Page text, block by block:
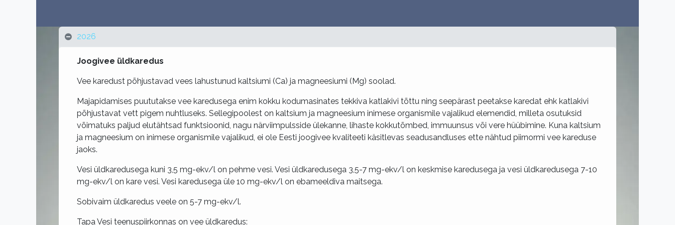
2026
Joogivee üldkaredus
Vee karedust põhjustavad vees lahustunud kaltsiumi (Ca) ja magneesiumi (Mg) soolad.
Majapidamises puututakse vee karedusega enim kokku kodumasinates tekkiva katlakivi tõttu ning seepärast peetakse karedat ehk katlakivi
põhjustavat vett pigem nuhtluseks. Sellegipoolest on kaltsium ja magneesium inimese organismile vajalikud elemendid, milleta osutuksid
võimatuks paljud elutähtsad funktsioonid, nagu närviimpulsside ülekanne, lihaste kokkutõmbed, immuunsus või vere hüübimine. Kuna kaltsium
ja magneesium on inimese organismile vajalikud, ei ole Eesti joogivee kvaliteeti käsitlevas seadusandluses ette nähtud piirnormi vee kareduse
jaoks.
Vesi üldkaredusega kuni 3,5 mg-ekv/l on pehme vesi. Vesi üldkaredusega 3,5-7 mg-ekv/l on keskmise karedusega ja vesi üldkaredusega 7-10
mg-ekv/l on kare vesi. Vesi karedusega üle 10 mg-ekv/l on ebameeldiva maitsega.
Sobivaim üldkaredus veele on 5-7 mg-ekv/l.
Tapa Vesi teenuspiirkonnas on vee üldkaredus: